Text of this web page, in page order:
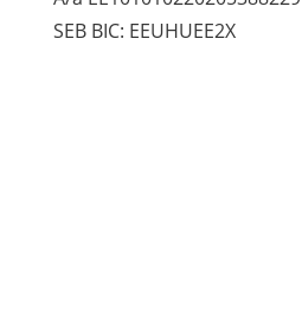
SEB BIC: EEUHUEE2X